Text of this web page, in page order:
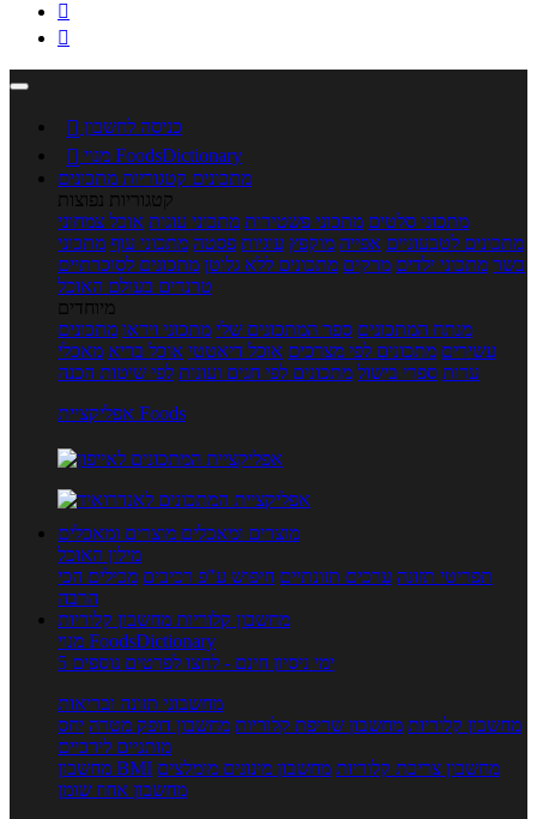


 כניסה לחשבון

מנוי FoodsDictionary
מתכונים קטגוריות מתכונים
קטגוריות נפוצות
מתכוני סלטים מתכוני פשטידות מתכוני עוגות אוכל צמחוני
מתכונים לטבעוניים אפייה מוקפץ עוגיות פסטה מתכוני עוף מתכוני
בשר מתכוני ילדים מרקים מתכונים ללא גלוטן מתכונים לסוכרתיים
טרנדים בעולם האוכל
מיוחדים
מנתח המתכונים ספר המתכונים שלי מתכוני וידאו מתכונים
עשירים מתכונים לפי מצרכים אוכל דיאטטי אוכל בריא מאכלי
עדות ספרי בישול מתכונים לפי חגים ועונות לפי שיטות הכנה
אפליקציית Foods
מוצרים ומאכלים מוצרים ומאכלים
מילון האוכל
תפריטי תזונה ערכים תזונתיים חיפוש ע"פ רכיבים מכילים הכי
הרבה
מחשבון קלוריות מחשבון קלוריות
מנוי FoodsDictionary
5 ימי ניסיון חינם - לחצו לפרטים נוספים
מחשבוני תזונה ובריאות
מחשבון קלוריות מחשבון שריפת קלוריות מחשבון דופק מטרה יחס
מותניים לירכיים
מחשבון BMI
מחשבון צריכת קלוריות מחשבון מינונים מומלצים
מחשבון אחוז שומן